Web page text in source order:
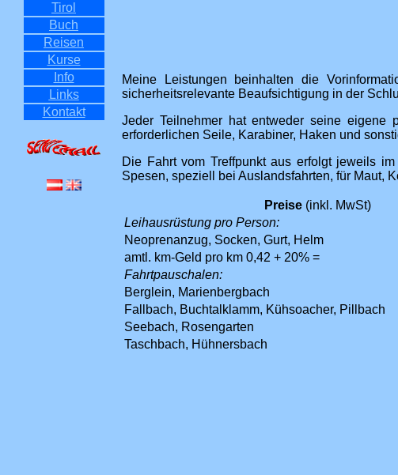
Tirol
Buch
Reisen
Kurse
Info
Links
Kontakt
Meine Leistungen beinhalten die
sicherheitsrelevante Beaufsichtigung in der
Jeder Teilnehmer hat entweder seine eigene
erforderlichen Seile, Karabiner, Haken und
Die Fahrt vom Treffpunkt aus erfolgt jeweils
Spesen, speziell bei Auslandsfahrten, für Maut,
Preise(inkl. MwSt)
Leihausrüstung pro Person:
Neoprenanzug, Socken, Gurt, Helm
amtl. km-Geld pro km 0,42 + 20% =
Fahrtpauschalen:
Berglein, Marienbergbach
Fallbach, Buchtalklamm, Kühsoacher, Pillbach
Seebach, Rosengarten
Taschbach, Hühnersbach